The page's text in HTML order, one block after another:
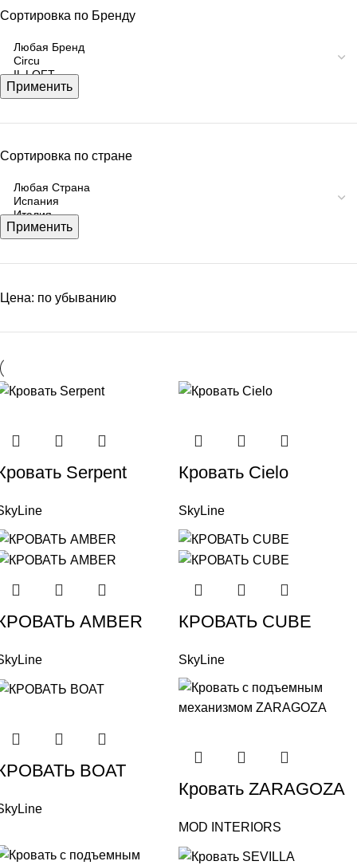
Сортировка по Бренду
Применить
Сортировка по стране
Применить
Цена: по убыванию
Serpent Кровать Cielo
SkyLine
AMBER КРОВАТЬ CUBE
SkyLine
BOAT
Кровать ZARAGOZA
MOD INTERIORS